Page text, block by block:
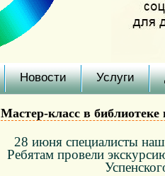
Новости Услуги
Мастер-класс в
28 июня специалисты
Ребятам провели